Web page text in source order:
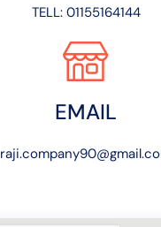
TELL: 01155164144
EMAIL